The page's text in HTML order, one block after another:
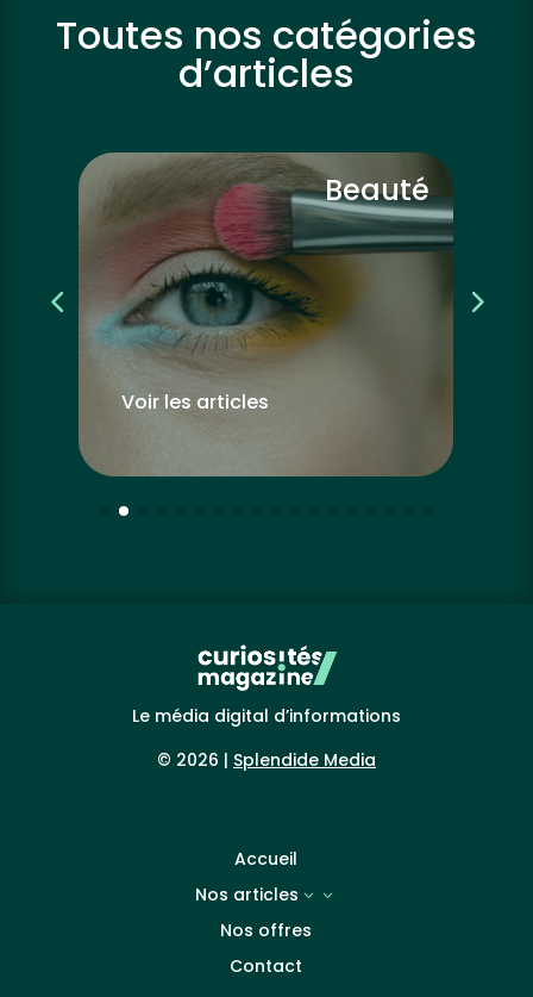
Toutes nos catégories
d’articles
Beauté
Voir les articles
Le média digital d’informations
© 2026 | Splendide Media
Accueil
Nos articles
3
Nos offres
Contact